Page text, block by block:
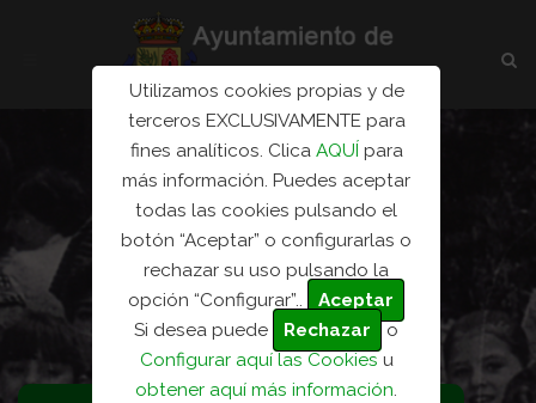
Utilizamos cookies propias y de
terceros EXCLUSIVAMENTE para
fines analíticos. Clica AQUÍ para
más información. Puedes aceptar
todas las cookies pulsando el
botón “Aceptar” o configurarlas o
rechazar su uso pulsando la
opción “Configurar”..
Aceptar
Si desea puede
Rechazar
o
Configurar aquí las Cookies u
obtener aquí más información.